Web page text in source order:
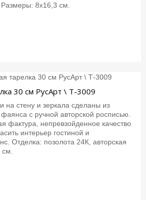
8х16,3 см.
30 см РусАрт \ Т-3009
на стену и зеркала сделаны из
фаянса с ручной авторской росписью.
фактура, непревзойденное качество
интерьер гостиной и
Отделка: позолота 24К, авторская